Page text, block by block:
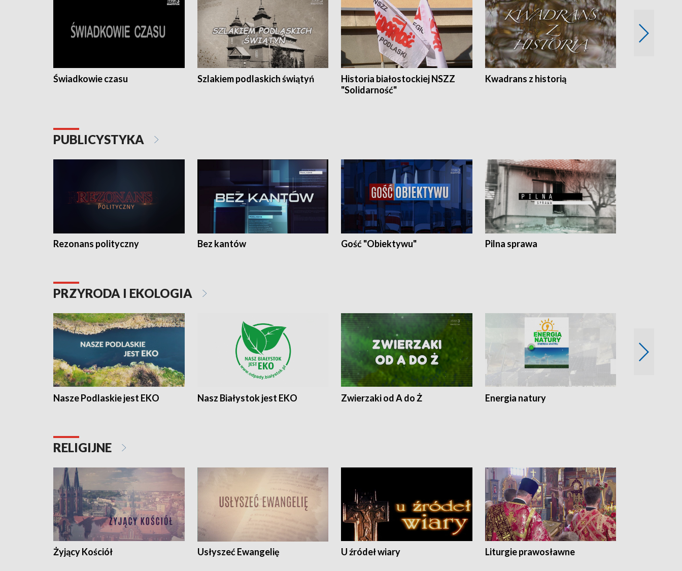
Świadkowie czasu Szlakiem podlaskich świątyń
Historia białostockiej NSZZ
"Solidarność"
Kwadrans z historią
PUBLICYSTYKA
Rezonans polityczny Bez kantów Gość "Obiektywu" Pilna sprawa
PRZYRODA I EKOLOGIA
Nasze Podlaskie jest EKO Nasz Białystok jest EKO Zwierzaki od A do Ż Energia natury
RELIGIJNE
Żyjący Kościół Usłyszeć Ewangelię U źródeł wiary Liturgie prawosławne